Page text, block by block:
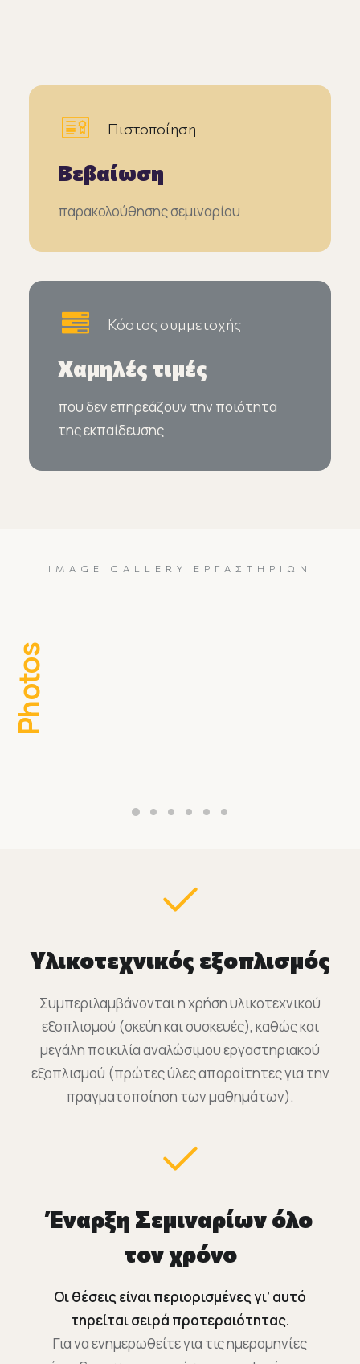
Κόστος συμμετοχής
Χαμηλές τιμές
που δεν επηρεάζουν την ποιότητα
της εκπαίδευσης
Πιστοποίηση
Βεβαίωση
παρακολούθησης σεμιναρίου
IMAGE GALLERY ΕΡΓΑΣΤΗΡΊΩΝ
Photos
Υλικοτεχνικός εξοπλισμός
Συμπεριλαμβάνονται η χρήση υλικοτεχνικού
εξοπλισμού (σκεύη και συσκευές), καθώς και
μεγάλη ποικιλία αναλώσιμου εργαστηριακού
εξοπλισμού (πρώτες ύλες απαραίτητες για την
πραγματοποίηση των μαθημάτων).
Έναρξη Σεμιναρίων όλο
τον χρόνο
Οι θέσεις είναι περιορισμένες γι’ αυτό
τηρείται σειρά προτεραιότητας.
Για να ενημερωθείτε για τις ημερομηνίες